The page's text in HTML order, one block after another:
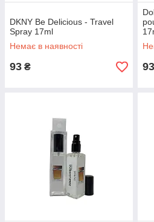
DKNY Be Delicious - Travel
Spray 17ml
Немає в наявності
93 ₴ 93